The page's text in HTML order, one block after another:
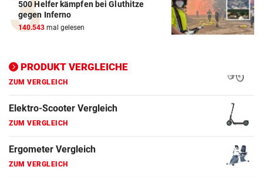
500 Helfer kämpfen bei Gluthitze
gegen Inferno
140.543 mal gelesen
PRODUKT VERGLEICHE
Elektro-Scooter Vergleich
ZUM VERGLEICH
ZUM VERGLEICH
Fahrrad Test
ZUM VERGLEICH
Fahrradanhänger Vergleich
ZUM VERGLEICH
Faszienrolle Vergleich